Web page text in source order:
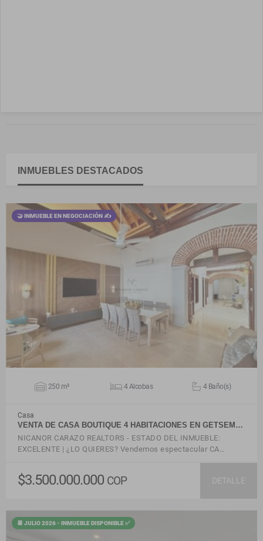
INMUEBLES DESTACADOS
🤝 INMUEBLE EN NEGOCIACIÓN ✍
VER DETALLES
250 m² 4 Alcobas 4 Baño(s)
Casa
VENTA DE CASA BOUTIQUE 4 HABITACIONES EN GETSEM…
NICANOR CARAZO REALTORS - ESTADO DEL INMUEBLE:
EXCELENTE | ¿LO QUIERES? Vendemos espectacular CA…
$3.500.000.000 COP DETALLE
📆 JULIO 2026 - INMUEBLE DISPONIBLE ✅